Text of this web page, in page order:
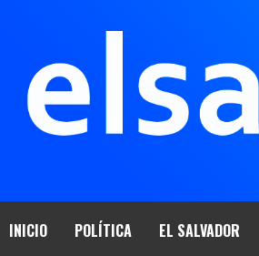
INICIO POLÍTICA EL SALVADOR